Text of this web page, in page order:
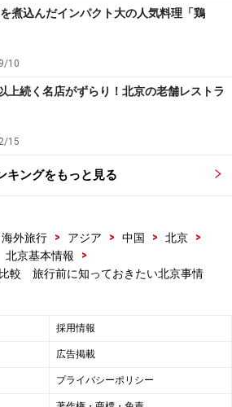
顕著なのが首都・北京。中国人は
が違う」と言いますが、政府のお
んの利権があり、普通に立身出世
には出てこない大富豪がゴロゴロ
な彼らの爆発的な消費力が、北京
ているのです。
京
る美術品や高級車を買いあさる派手
っています。北京のバブリーな部
ちですが、実態のところはどうな
月発表のデータによると、2016年
給が7706元（12 万円強） 、庶民
煮込んだインパクト大の人気料理「鶏
10
上続く名店がずらり！北京の老舗レストラ
15
キングをもっと見る
海外旅行 > アジア > 中国 > 北京
>
北京基本情報
>
較 旅行前に知っておきたい北京事情
採用情報
広告掲載
プライバシーポリシー